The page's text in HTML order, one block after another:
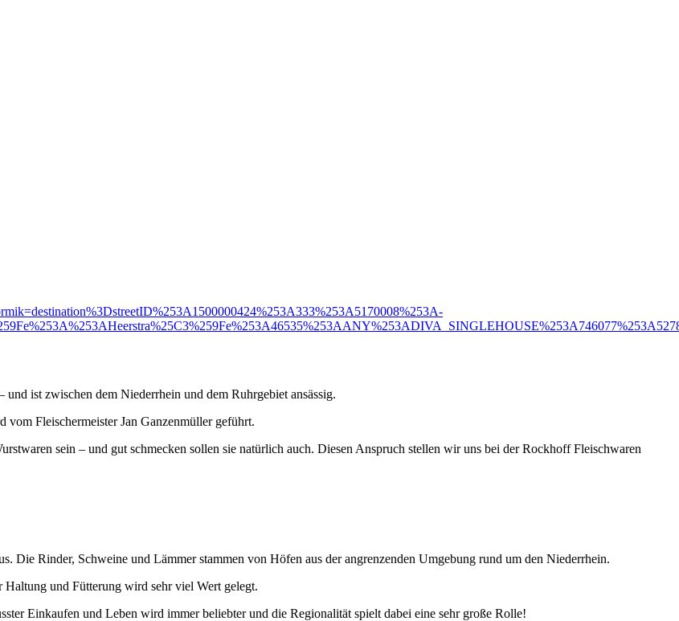
ist zwischen dem Niederrhein und dem Ruhrgebiet ansässig.
Fleischermeister Jan Ganzenmüller geführt.
sein – und gut schmecken sollen sie natürlich auch. Diesen Anspruch stellen wir uns bei der Rockhoff Fleischwaren
Die Rinder, Schweine und Lämmer stammen von Höfen aus der angrenzenden Umgebung rund um den Niederrhein.
und Fütterung wird sehr viel Wert gelegt.
Einkaufen und Leben wird immer beliebter und die Regionalität spielt dabei eine sehr große Rolle!